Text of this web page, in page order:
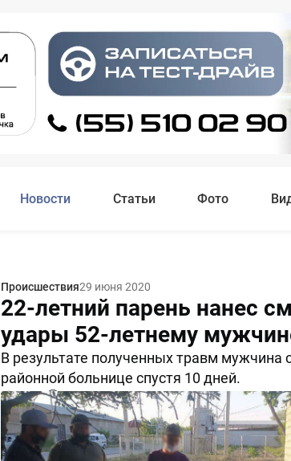
Новости Статьи Фото
Происшествия29 июня 2020
22-летний парень нанес
удары 52-летнему
В результате полученных травм мужчина
районной больнице спустя 10 дней.
10082 0